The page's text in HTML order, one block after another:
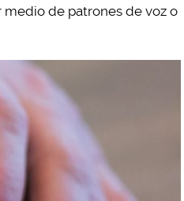
de patrones de voz o